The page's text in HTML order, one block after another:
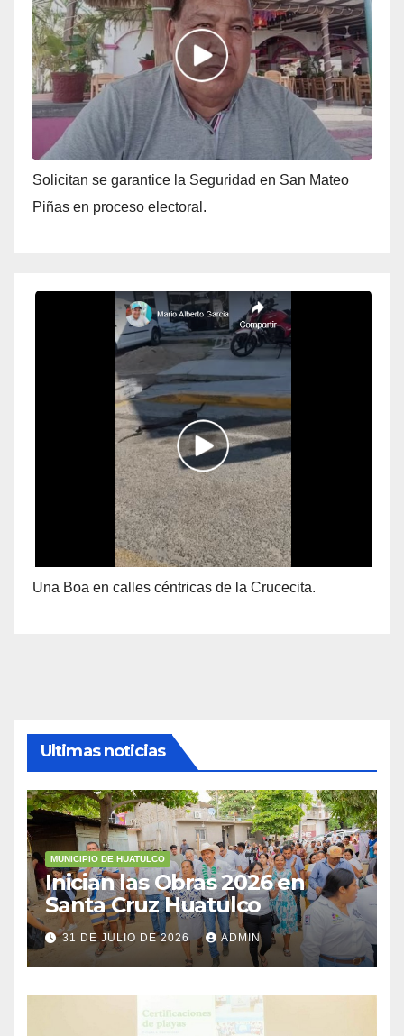
Solicitan se garantice la Seguridad en San Mateo
Piñas en proceso electoral.
Una Boa en calles céntricas de la Crucecita.
Ultimas noticias
MUNICIPIO DE HUATULCO
Inician las Obras 2026 en
Santa Cruz Huatulco
31 DE JULIO DE 2026 ADMIN